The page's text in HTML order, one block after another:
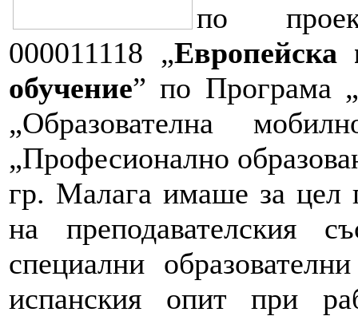
по
000011118 „Европейска
обучение” по Програма
„Образователна
„Професионално
гр. Малага имаше за цел
на преподавателския
специални
испанския опит при